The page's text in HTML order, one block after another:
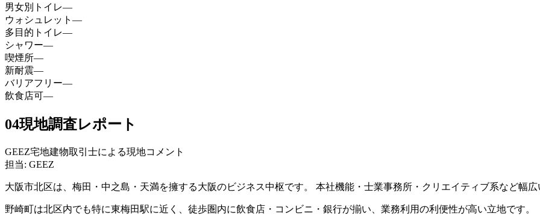
男女別トイレ—
ウォシュレット —
多目的トイレ—
シャワー—
喫煙所—
新耐震—
バリアフリー—
飲食店可—
04現地調査レポート
GEEZ宅地建物取引士による現地コメント
担当: GEEZ
大阪市北区は、梅田・中之島・天満を擁する大阪のビジネス中枢です。 本社機能・士業事務所・クリエイティブ系など幅
野崎町は北区内でも特に東梅田駅に近く、徒歩圏内に飲食店・コンビニ・銀行が揃い、業務利用の利便性が高い立地です。